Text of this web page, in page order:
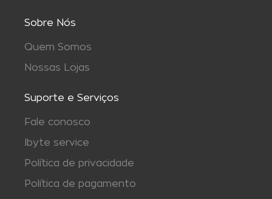
Sobre Nós
Quem Somos
Nossas Lojas
Suporte e Serviços
Fale conosco
Ibyte service
Política de privacidade
Política de pagamento